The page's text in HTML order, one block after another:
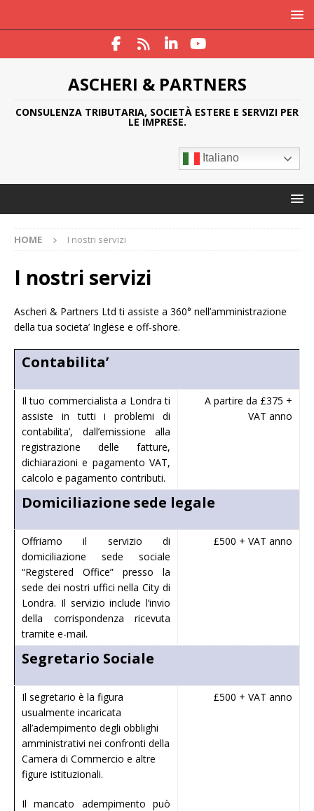
ASCHERI & PARTNERS
CONSULENZA TRIBUTARIA, SOCIETÀ ESTERE E SERVIZI PER
LE IMPRESE.
Italiano
HOME I nostri servizi
I nostri servizi
Ascheri & Partners Ltd ti assiste a 360° nell’amministrazione
della tua societa’ Inglese e off-shore.
Contabilita’
Il tuo commercialista a Londra ti
assiste in tutti i problemi di
contabilita’, dall’emissione alla
registrazione delle fatture,
dichiarazioni e pagamento VAT,
calcolo e pagamento contributi.
A partire da £375 +
VAT anno
Domiciliazione sede legale
Offriamo il servizio di
domiciliazione sede sociale
“Registered Office” presso la
sede dei nostri uffici nella City di
Londra. Il servizio include l’invio
della corrispondenza ricevuta
tramite e-mail.
£500 + VAT anno
Segretario Sociale
Il segretario è la figura
usualmente incaricata
all’adempimento degli obblighi
amministrativi nei confronti della
Camera di Commercio e altre
figure istituzionali.
Il mancato adempimento può
£500 + VAT anno